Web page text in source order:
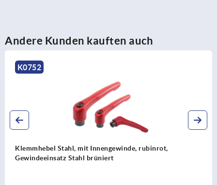
Andere Kunden kauften auch
K0752
Klemmhebel Stahl, mit Innengewinde, rubinrot,
Gewindeeinsatz Stahl brüniert